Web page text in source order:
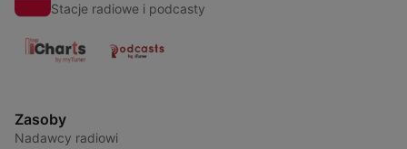
Stacje radiowe i podcasty
Zasoby
Nadawcy radiowi